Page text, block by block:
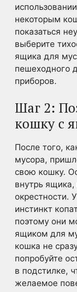
некоторым
показаться
выберите
ящика для
пешеходного
приборов.
Шаг 2:
кошку с
После того,
мусора,
свою кошку.
внутрь ящика,
окрестности.
инстинкт
поэтому они
ящиком для
кошка не
попробуйте
в подстилке,
желаемое